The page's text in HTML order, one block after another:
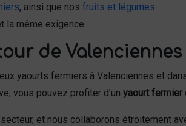
, ainsi que nos fruits et légumes
la même exigence.
de
yaourts fermiers à Valenciennes et
vous pouvez profiter d’un yaourt fermier
et nous collaborons étroitement